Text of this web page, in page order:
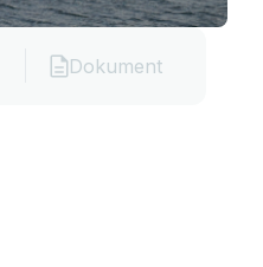
Dokument